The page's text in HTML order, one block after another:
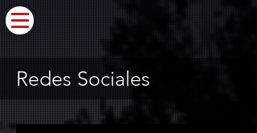
Redes Sociales